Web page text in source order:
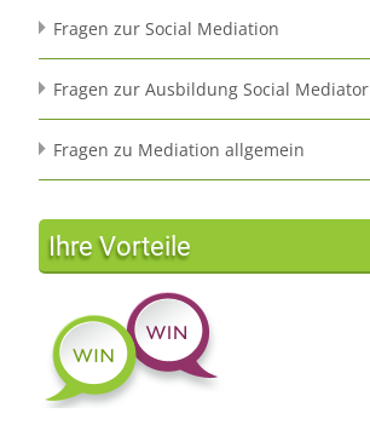
Fragen zur Social Mediation
Fragen zur Ausbildung Social Mediator
Fragen zu Mediation allgemein
Ihre Vorteile